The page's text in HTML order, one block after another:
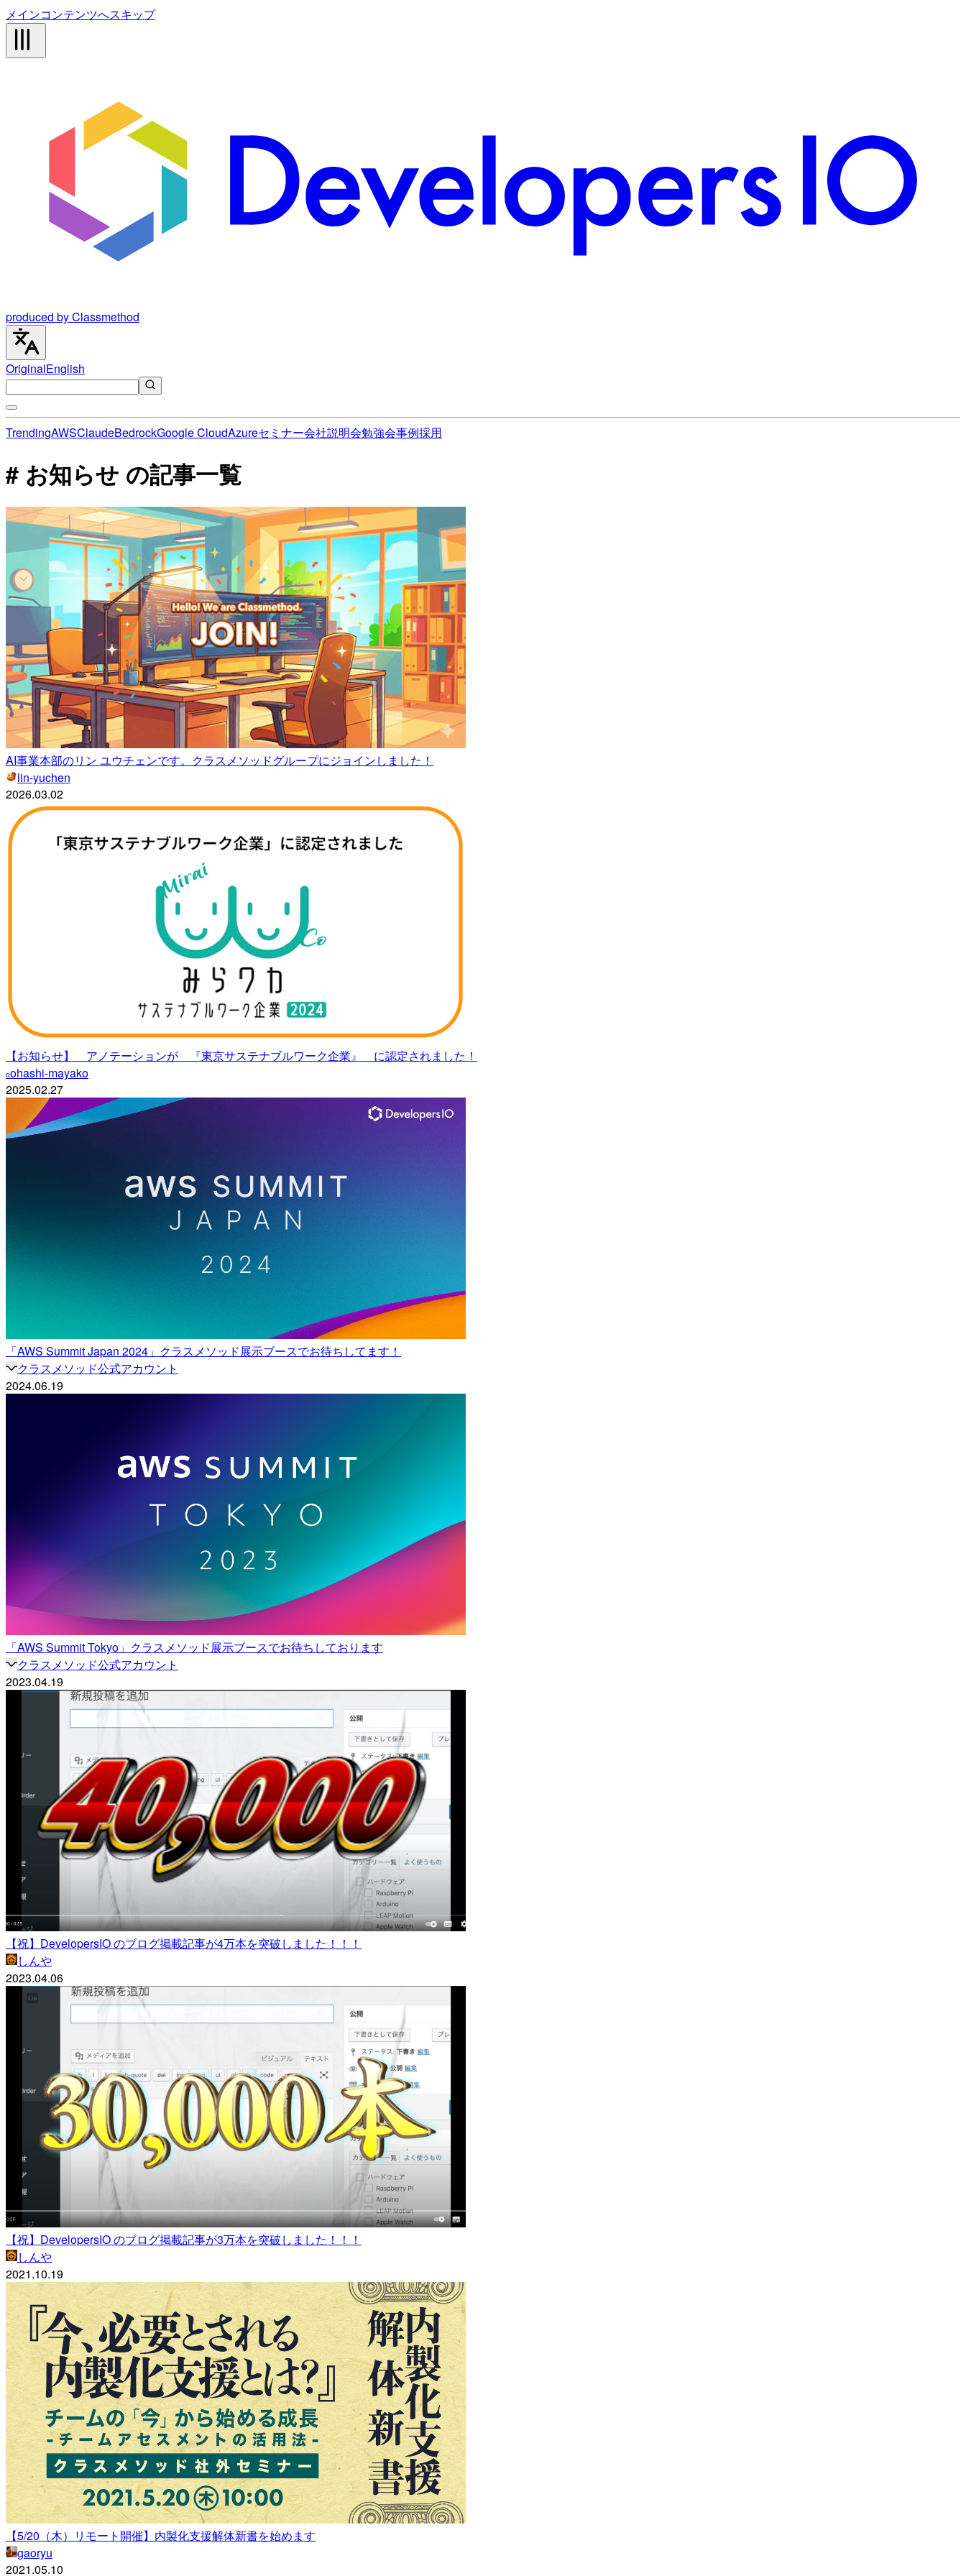
メインコンテンツへスキップ
produced by Classmethod
OriginalEnglish
TrendingAWSClaudeBedrockGoogle CloudAzureセミナー会社説明会勉強会事例採用
# お知らせ の記事一覧
AI事業本部のリン ユウチェンです。クラスメソッドグループにジョインしました！
lin-yuchen
2026.03.02
【お知らせ】 アノテーションが 『東京サステナブルワーク企業』 に認定されました！
oohashi-mayako
2025.02.27
「AWS Summit Japan 2024」クラスメソッド展示ブースでお待ちしてます！
クラスメソッド公式アカウント
2024.06.19
「AWS Summit Tokyo」クラスメソッド展示ブースでお待ちしております
クラスメソッド公式アカウント
2023.04.19
【祝】DevelopersIO のブログ掲載記事が4万本を突破しました！！！
しんや
2023.04.06
【祝】DevelopersIO のブログ掲載記事が3万本を突破しました！！！
しんや
2021.10.19
【5/20（木）リモート開催】内製化支援解体新書を始めます
gaoryu
2021.05.10